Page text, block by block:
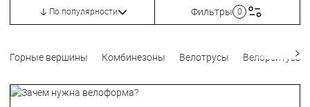
По популярности Фильтры 0
Горные вершины Комбинезоны Велотрусы Велорейтузы